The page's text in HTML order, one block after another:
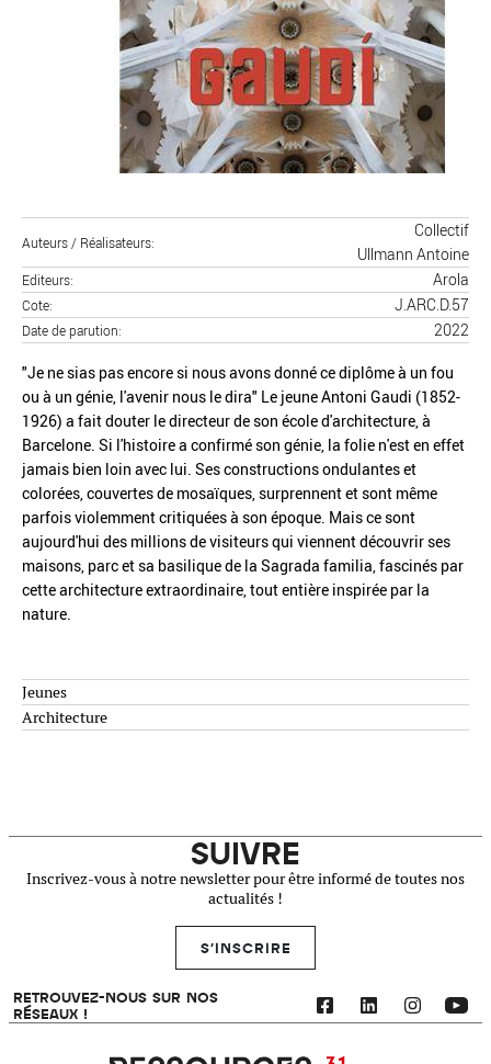
Jeunes
Architecture
Auteurs / Réalisateurs
Collectif
Ullmann Antoine
Editeurs Arola
Cote J.ARC.D.57
Date de parution 2022
"Je ne sias pas encore si nous avons donné ce diplôme à un fou
ou à un génie, l'avenir nous le dira" Le jeune Antoni Gaudi (1852-
1926) a fait douter le directeur de son école d'architecture, à
Barcelone. Si l'histoire a confirmé son génie, la folie n'est en effet
jamais bien loin avec lui. Ses constructions ondulantes et
colorées, couvertes de mosaïques, surprennent et sont même
parfois violemment critiquées à son époque. Mais ce sont
aujourd'hui des millions de visiteurs qui viennent découvrir ses
maisons, parc et sa basilique de la Sagrada familia, fascinés par
cette architecture extraordinaire, tout entière inspirée par la
nature.
SUIVRE
Inscrivez-vous à notre newsletter pour être informé de toutes nos
actualités !
S'INSCRIRE
RETROUVEZ-NOUS SUR NOS
RÉSEAUX !